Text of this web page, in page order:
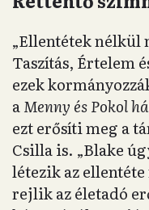
„Ellentétek nélkül
Taszítás, Értelem
ezek
aMenny és Pokol
ezt erősíti meg a
Csilla is. „Blake
létezik az ellentéte
rejlik az életadó